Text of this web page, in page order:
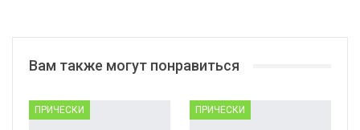
Вам также могут понравиться
ПРИЧЕСКИ ПРИЧЕСКИ